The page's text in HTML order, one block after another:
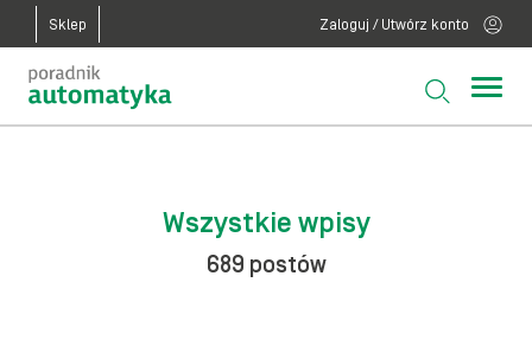
Sklep Zaloguj / Utwórz konto
Wszystkie wpisy
689 postów